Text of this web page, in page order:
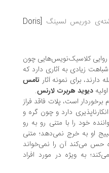
لسینگ[Doris
کلاسیک‌‌نویس‌هایی چون
به آثاری دارد که
برای نمونه آثارتامس
هربرت لارنس .
است، پلات فاقد فراز
دارد و چون گره و
را با متنی رو به رو
به خرج نمی‌دهد؛ متنی
آن را نمی‌خواند
ویژه در مورد افراد